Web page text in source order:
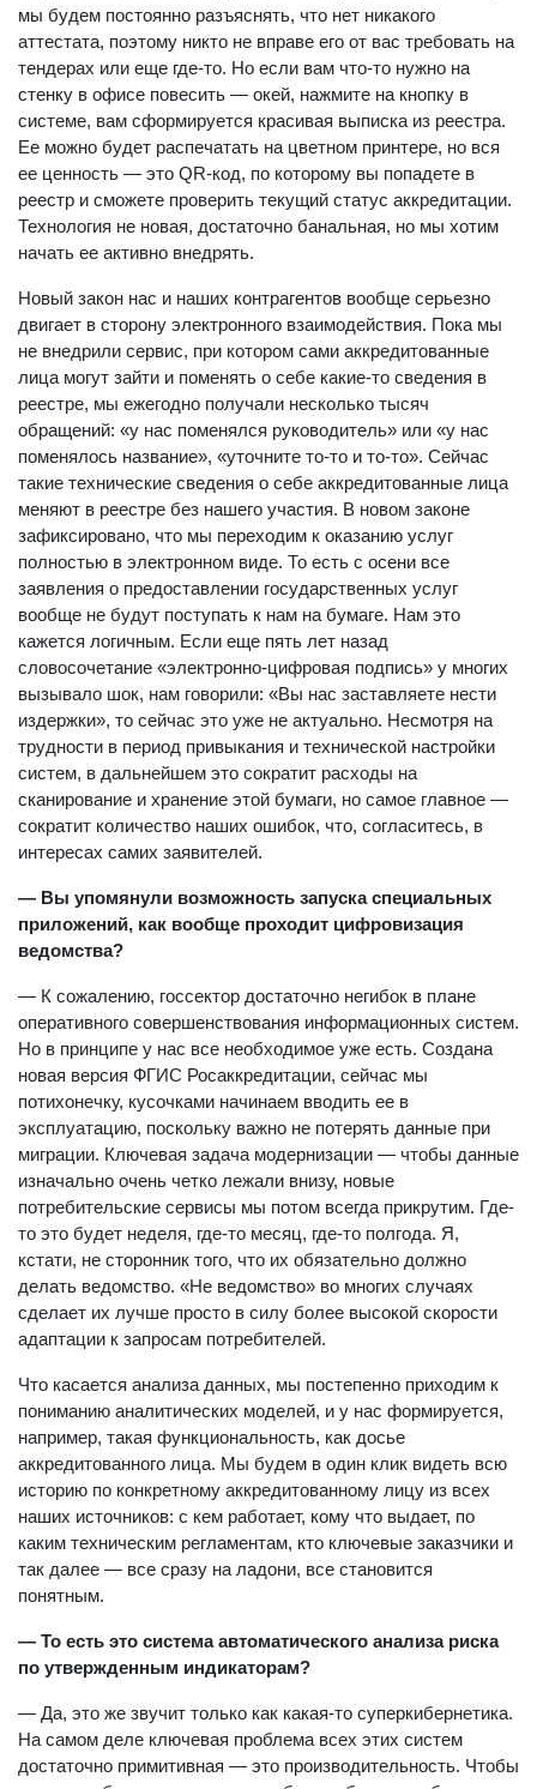
мы будем постоянно разъяснять, что нет никакого
аттестата, поэтому никто не вправе его от вас требовать на
тендерах или еще где-то. Но если вам что-то нужно на
стенку в офисе повесить — окей, нажмите на кнопку в
системе, вам сформируется красивая выписка из реестра.
Ее можно будет распечатать на цветном принтере, но вся
ее ценность — это QR-код, по которому вы попадете в
реестр и сможете проверить текущий статус аккредитации.
Технология не новая, достаточно банальная, но мы хотим
начать ее активно внедрять.
Новый закон нас и наших контрагентов вообще серьезно
двигает в сторону электронного взаимодействия. Пока мы
не внедрили сервис, при котором сами аккредитованные
лица могут зайти и поменять о себе какие-то сведения в
реестре, мы ежегодно получали несколько тысяч
обращений: «у нас поменялся руководитель» или «у нас
поменялось название», «уточните то-то и то-то». Сейчас
такие технические сведения о себе аккредитованные лица
меняют в реестре без нашего участия. В новом законе
зафиксировано, что мы переходим к оказанию услуг
полностью в электронном виде. То есть с осени все
заявления о предоставлении государственных услуг
вообще не будут поступать к нам на бумаге. Нам это
кажется логичным. Если еще пять лет назад
словосочетание «электронно-цифровая подпись» у многих
вызывало шок, нам говорили: «Вы нас заставляете нести
издержки», то сейчас это уже не актуально. Несмотря на
трудности в период привыкания и технической настройки
систем, в дальнейшем это сократит расходы на
сканирование и хранение этой бумаги, но самое главное —
сократит количество наших ошибок, что, согласитесь, в
интересах самих заявителей.
— Вы упомянули возможность запуска специальных
приложений, как вообще проходит цифровизация
ведомства?
— К сожалению, госсектор достаточно негибок в плане
оперативного совершенствования информационных систем.
Но в принципе у нас все необходимое уже есть. Создана
новая версия ФГИС Росаккредитации, сейчас мы
потихонечку, кусочками начинаем вводить ее в
эксплуатацию, поскольку важно не потерять данные при
миграции. Ключевая задача модернизации — чтобы данные
изначально очень четко лежали внизу, новые
потребительские сервисы мы потом всегда прикрутим. Где-
то это будет неделя, где-то месяц, где-то полгода. Я,
кстати, не сторонник того, что их обязательно должно
делать ведомство. «Не ведомство» во многих случаях
сделает их лучше просто в силу более высокой скорости
адаптации к запросам потребителей.
Что касается анализа данных, мы постепенно приходим к
пониманию аналитических моделей, и у нас формируется,
например, такая функциональность, как досье
аккредитованного лица. Мы будем в один клик видеть всю
историю по конкретному аккредитованному лицу из всех
наших источников: с кем работает, кому что выдает, по
каким техническим регламентам, кто ключевые заказчики и
так далее — все сразу на ладони, все становится
понятным.
— То есть это система автоматического анализа риска
по утвержденным индикаторам?
— Да, это же звучит только как какая-то суперкибернетика.
На самом деле ключевая проблема всех этих систем
достаточно примитивная — это производительность. Чтобы